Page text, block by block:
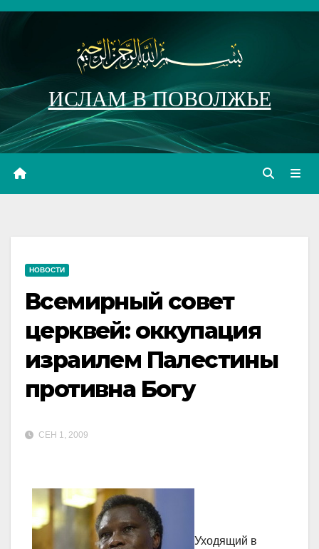
Перейти
ИСЛАМ В ПОВОЛЖЬЕ
НОВОСТИ
Всемирный совет
церквей: оккупация
израилем Палестины
противна Богу
СЕН 1, 2009
Уходящий в